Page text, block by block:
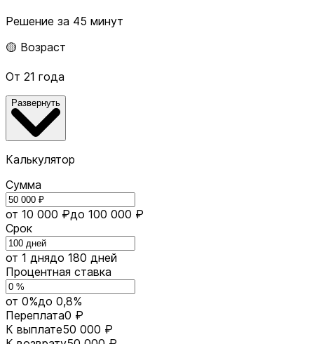
Решение за 45 минут
🟡 Возраст
От 21 года
Развернуть
Калькулятор
Сумма
от 10 000 ₽до 100 000 ₽
Срок
от 1 днядо 180 дней
Процентная ставка
от 0%до 0,8%
Переплата0 ₽
К выплате50 000 ₽